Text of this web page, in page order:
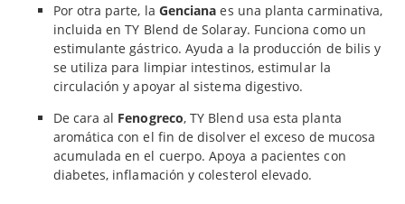
Por otra parte, la Genciana es una planta carminativa,
incluida en TY Blend de Solaray. Funciona como un
estimulante gástrico. Ayuda a la producción de bilis y
se utiliza para limpiar intestinos, estimular la
circulación y apoyar al sistema digestivo.
De cara al Fenogreco, TY Blend usa esta planta
aromática con el fin de disolver el exceso de mucosa
acumulada en el cuerpo. Apoya a pacientes con
diabetes, inflamación y colesterol elevado.